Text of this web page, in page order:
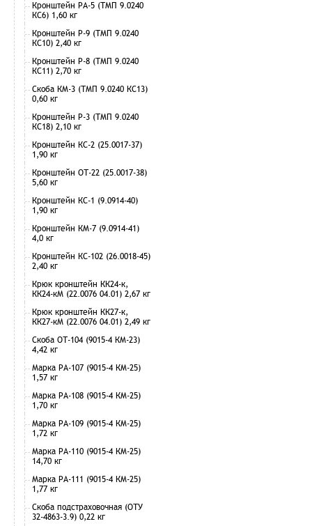
Кронштейн РА-5 (ТМП 9.0240
КС6) 1,60 кг
Кронштейн Р-9 (ТМП 9.0240
КС10) 2,40 кг
Кронштейн Р-8 (ТМП 9.0240
КС11) 2,70 кг
Скоба КМ-3 (ТМП 9.0240 КС13)
0,60 кг
Кронштейн Р-3 (ТМП 9.0240
КС18) 2,10 кг
Кронштейн КС-2 (25.0017-37)
1,90 кг
Кронштейн ОТ-22 (25.0017-38)
5,60 кг
Кронштейн КС-1 (9.0914-40)
1,90 кг
Кронштейн КМ-7 (9.0914-41)
4,0 кг
Кронштейн КС-102 (26.0018-45)
2,40 кг
Крюк кронштейн КК24-к,
КК24-кМ (22.0076 04.01) 2,67 кг
Крюк кронштейн КК27-к,
КК27-кМ (22.0076 04.01) 2,49 кг
Скоба ОТ-104 (9015-4 КМ-23)
4,42 кг
Марка РА-107 (9015-4 КМ-25)
1,57 кг
Марка РА-108 (9015-4 КМ-25)
1,70 кг
Марка РА-109 (9015-4 КМ-25)
1,72 кг
Марка РА-110 (9015-4 КМ-25)
14,70 кг
Марка РА-111 (9015-4 КМ-25)
1,77 кг
Скоба подстраховочная (ОТУ
32-4863-3.9) 0,22 кг